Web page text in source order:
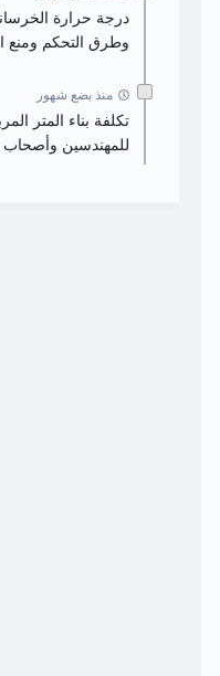
درجة حرارة
وطرق التحكم ومنع
منذ بضع شهور
للمهندسين وأصحاب